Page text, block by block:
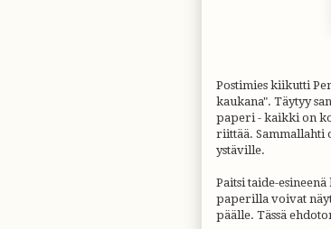
Postimies kiikutti
kaukana". Täytyy
paperi - kaikki on
riittää. Sammallahti
ystäville.
Paitsi taide-
paperilla voivat
päälle. Tässä